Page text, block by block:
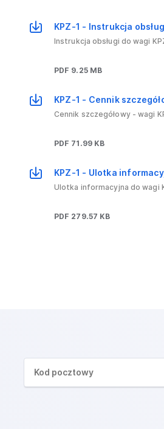
KPZ-1 - Instrukcja
Instrukcja obsługi do wagi
PDF 9.25 MB
KPZ-1 - Cennik
Cennik szczegółowy - wagi
PDF 71.99 KB
KPZ-1 - Ulotka
Ulotka informacyjna do wagi
PDF 279.57 KB